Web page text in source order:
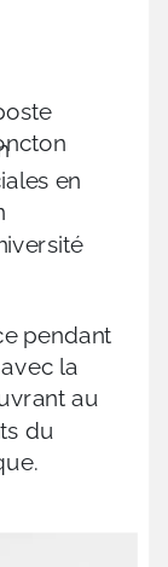
en
pendant
la
au
du